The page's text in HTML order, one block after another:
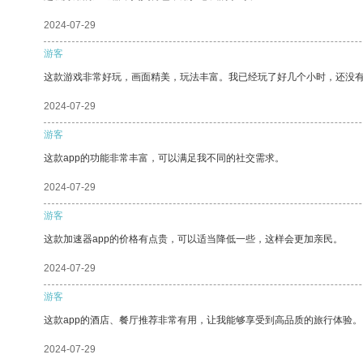
2024-07-29
游客
这款游戏非常好玩，画面精美，玩法丰富。我已经玩了好几个小时，还没
2024-07-29
游客
这款app的功能非常丰富，可以满足我不同的社交需求。
2024-07-29
游客
这款加速器app的价格有点贵，可以适当降低一些，这样会更加亲民。
2024-07-29
游客
这款app的酒店、餐厅推荐非常有用，让我能够享受到高品质的旅行体验。
2024-07-29